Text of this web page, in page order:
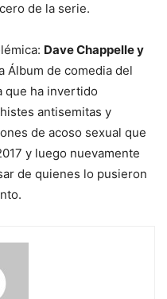
de la serie.
Dave Chappelle y
Álbum de comedia del
que ha invertido
antisemitas y
de acoso sexual que
y luego nuevamente
de quienes lo pusieron